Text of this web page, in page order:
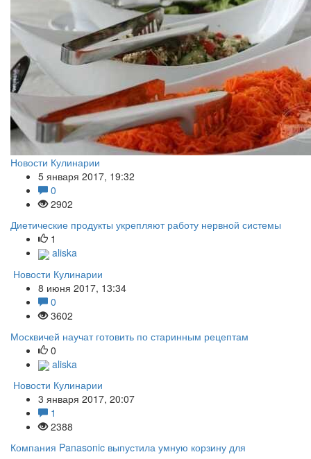
Новости Кулинарии
5 января 2017, 19:32
0
2902
Диетические продукты укрепляют работу нервной системы
1
aliska
Новости Кулинарии
8 июня 2017, 13:34
0
3602
Москвичей научат готовить по старинным рецептам
0
aliska
Новости Кулинарии
3 января 2017, 20:07
1
2388
Компания Panasonic выпустила умную корзину для